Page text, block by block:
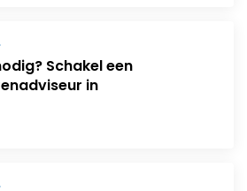
Schakel een
in